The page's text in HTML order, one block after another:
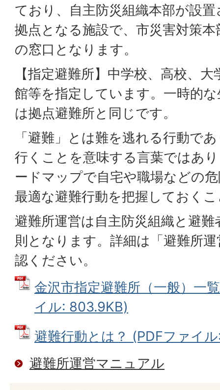
ており、自主防災組織本部が設
拠点となる施設で、市災害対策
の窓口となります。
【指定避難所】中学校、高校、
館等を指定しています。一時的
は拠点避難所と同じです。
「避難」とは難を逃れる行動で
行くことを意味する言葉ではあ
ードマップで自宅や職場などの
最適な避難行動を把握しておく
避難所運営は自主防災組織と避
則となります。詳細は「避難所
認ください。
金沢市指定避難所（一般）一
イル: 803.9KB)
避難行動とは？ (PDFファイ
避難所運営マニュアル